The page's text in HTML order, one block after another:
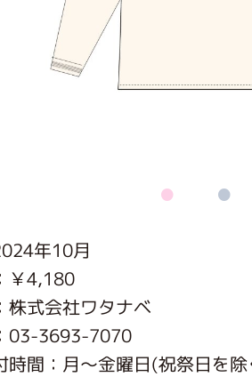
年10月
￥4,180
株式会社ワタナベ
03-3693-7070
時間：月〜金曜日(祝祭日を
しみコンテンツ(クイズ・
ャッキーズ！
っこう 家庭科部